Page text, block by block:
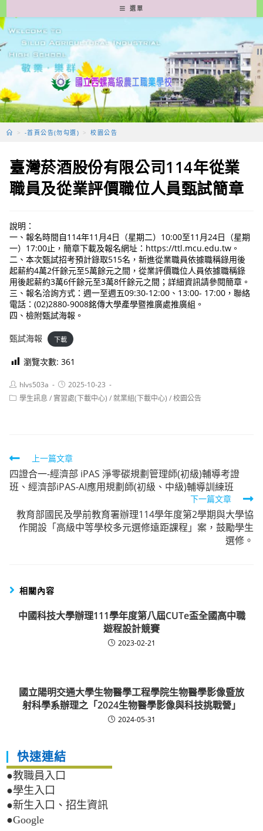
轉
至
要
容
選單
> -首頁公告(勿勾選) > 校園公告
臺灣菸酒股份有限公司114年從業
職員及從業評價職位人員甄試簡章
說明：
一、報名時間自114年11月4日（星期二）10:00至11月24日（星期
一）17:00止，簡章下載及報名網址：https://ttl.mcu.edu.tw。
二、本次甄試招考預計錄取515名，新進從業職員依據職稱錄用後
起薪約4萬2仟餘元至5萬餘元之間，從業評價職位人員依據職稱錄
用後起薪約3萬6仟餘元至3萬8仟餘元之間；詳細資訊請參閱簡章。
三、報名洽詢方式：週一至週五09:30-12:00、13:00- 17:00，聯絡
電話：(02)2880-9008銘傳大學產學暨推廣處推廣組。
四、檢附甄試海報。
甄試海報 下載
瀏覽次數: 361
Post
author:
hlvs503a
Post
published:
2025-10-23
Post學生訊息 / 實習處(下載中心) /就業組(下載中心) /校園公告
Read
more
articles
上一篇文章
四證合一-經濟部 iPAS 淨零碳規劃管理師(初級)輔導考證
班、經濟部iPAS-AI應用規劃師(初級、中級)輔導訓練班
下一篇文章
教育部國民及學前教育署辦理114學年度第2學期與大學協
作開設「高級中等學校多元選修遠距課程」案，鼓勵學生
選修。
相關內容
中國科技大學辦理111學年度第八屆CUTe盃全國高中職
遊程設計競賽
2023-02-21
國立陽明交通大學生物醫學工程學院生物醫學影像暨放
射科學系辦理之「2024生物醫學影像與科技挑戰營」
2024-05-31
快速連結
●教職員入口
●學生入口
●新生入口、招生資訊
●Google